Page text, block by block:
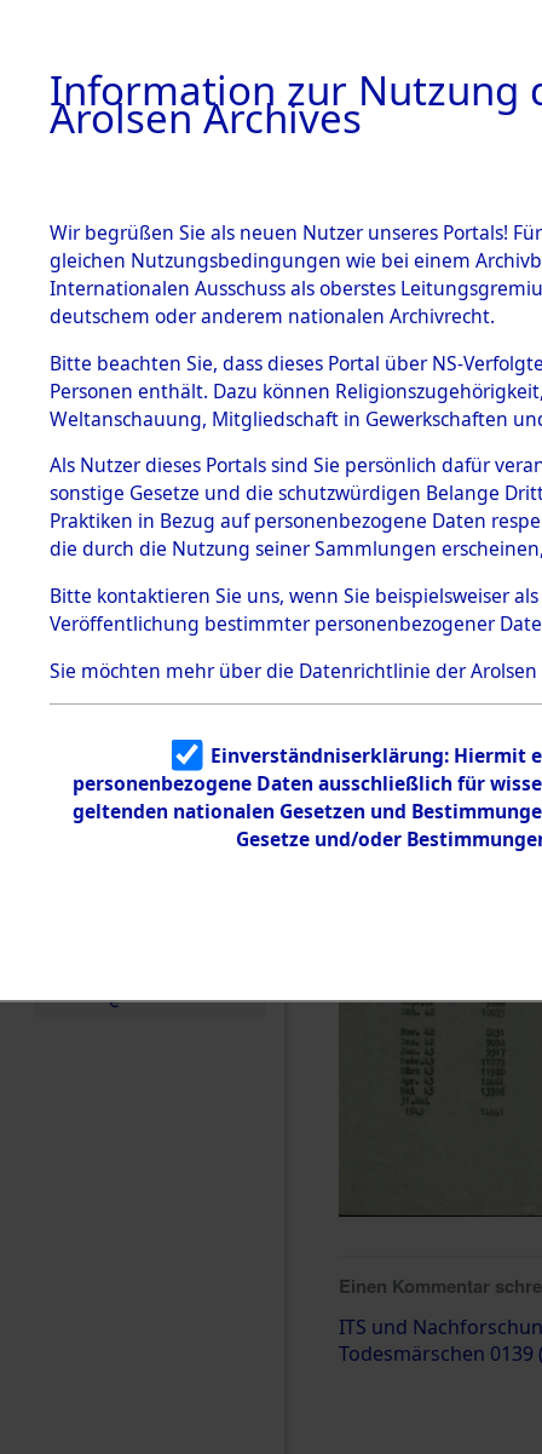
BILD
BESTÄNDE
1.
mente
5. Verschiedenes
5.3
Todesmärsche
5.3.1 Alliierte
Erhebungen
zu
Todesmärsch
en
5.3.2
Identifizierun
5.3.3
Todesmärsch
e
Nachforschungen
Todesmärschen
0002 (84625866)
Einen Kommentar
ITS und
Todesmärschen 0139
Information zur Nutzung
Arolsen Archives
Wir begrüßen Sie als neuen Nutzer unseres Portals!
gleichen Nutzungsbedingungen wie bei einem
Internationalen Ausschuss als oberstes
deutschem oder anderem nationalen Archivrecht.
Bitte beachten Sie, dass dieses Portal über NS-
Personen enthält. Dazu können
Weltanschauung, Mitgliedschaft in Gewerkschaften
Als Nutzer dieses Portals sind Sie persönlich dafür
sonstige Gesetze und die schutzwürdigen Belange
Praktiken in Bezug auf personenbezogene Daten
die durch die Nutzung seiner Sammlungen
Bitte kontaktieren Sie uns, wenn Sie beispielsweiser
Veröffentlichung bestimmter personenbezogener
Sie möchten mehr über die Datenrichtlinie der Arolsen
Einverständniserklärung: Hiermit
personenbezogene Daten ausschließlich für
geltenden nationalen Gesetzen und
Gesetze und/oder